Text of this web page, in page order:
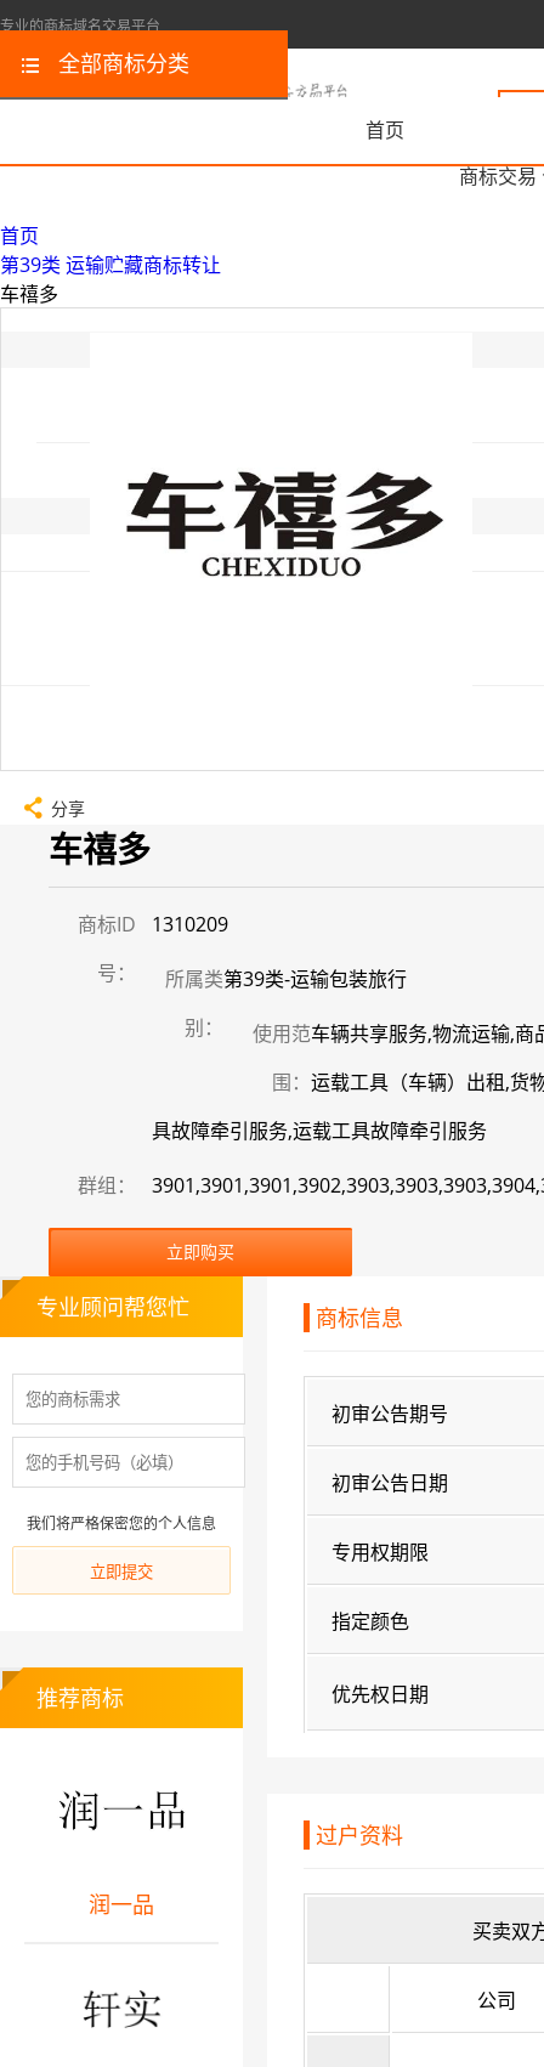
专业的商标域名交易平台
首页
商标交易
全部商标分类
首页
第39类 运输贮藏商标转让
车禧多
分享
车禧多
商标ID
号：
1310209
所属类
别：
第39类-运输包装旅行
使用范
围：
车辆共享服务,物流运输,
运载工具（车辆）出租,货
具故障牵引服务,运载工具故障牵引服务
群组：
立即购买
商标信息
初审公告期号
初审公告日期
专用权期限
指定颜色
优先权日期
过户资料
买卖双
公司
专业顾问帮您忙
我们将严格保密您的个人信息
推荐商标
润一品